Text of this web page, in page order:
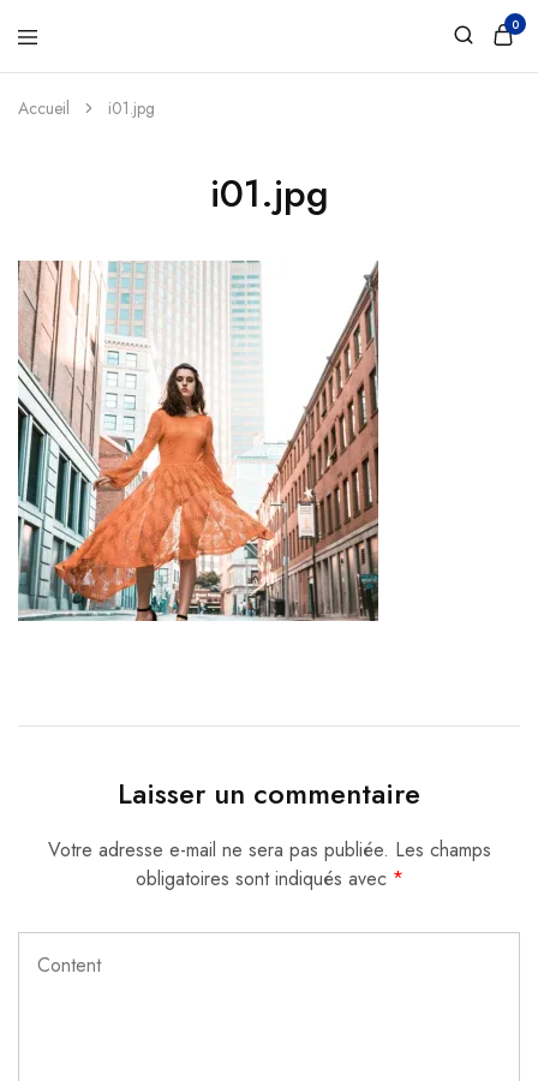
0
Accueil i01.jpg
i01.jpg
Laisser un commentaire
Votre adresse e-mail ne sera pas publiée. Les champs
obligatoires sont indiqués avec *